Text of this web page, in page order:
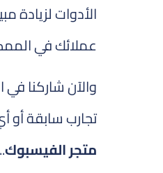
الأدوات لزيادة
عملائك في
والآن شاركنا في
تجارب سابقة أو
متجر الفيسبوك..